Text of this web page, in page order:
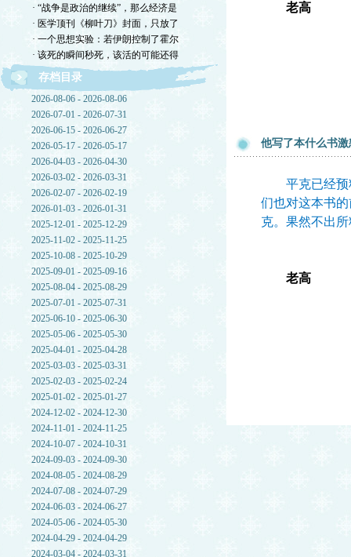
· “战争是政治的继续”，那么经济是
· 医学顶刊《柳叶刀》封面，只放了
· 一个思想实验：若伊朗控制了霍尔
· 该死的瞬间秒死，该活的可能还得
存档目录
2026-08-06 - 2026-08-06
2026-07-01 - 2026-07-31
2026-06-15 - 2026-06-27
2026-05-17 - 2026-05-17
2026-04-03 - 2026-04-30
2026-03-02 - 2026-03-31
2026-02-07 - 2026-02-19
2026-01-03 - 2026-01-31
2025-12-01 - 2025-12-29
2025-11-02 - 2025-11-25
2025-10-08 - 2025-10-29
2025-09-01 - 2025-09-16
2025-08-04 - 2025-08-29
2025-07-01 - 2025-07-31
2025-06-10 - 2025-06-30
2025-05-06 - 2025-05-30
2025-04-01 - 2025-04-28
2025-03-03 - 2025-03-31
2025-02-03 - 2025-02-24
2025-01-02 - 2025-01-27
2024-12-02 - 2024-12-30
2024-11-01 - 2024-11-25
2024-10-07 - 2024-10-31
2024-09-03 - 2024-09-30
2024-08-05 - 2024-08-29
2024-07-08 - 2024-07-29
2024-06-03 - 2024-06-27
2024-05-06 - 2024-05-30
2024-04-29 - 2024-04-29
2024-03-04 - 2024-03-31
老高
他写了本什么书
平克已经预料
们也对这本书
克。果然不出
老高